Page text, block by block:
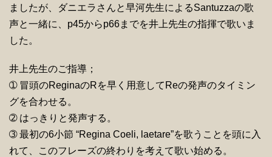
ましたが、ダニエラさんと早河先生によるSantuzzaの歌
声と一緒に、p45からp66までを井上先生の指揮で歌いま
した。
井上先生のご指導；
➀ 冒頭のReginaのRを早く用意してReの発声のタイミン
グを合わせる。
➁ はっきりと発声する。
➂ 最初の6小節 “Regina Coeli, laetare”を歌うことを頭に入
れて、このフレーズの終わりを考えて歌い始める。